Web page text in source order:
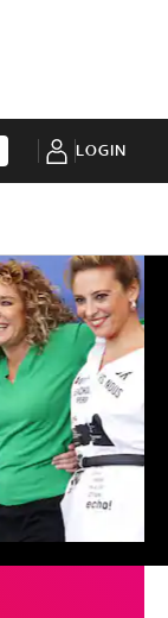
LOGIN